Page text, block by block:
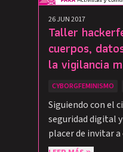
26 JUN 2017
Taller
cuerpos,
la vigilancia
CYBORGFEMINISMO
Siguiendo con el
seguridad digital
placer de invitar